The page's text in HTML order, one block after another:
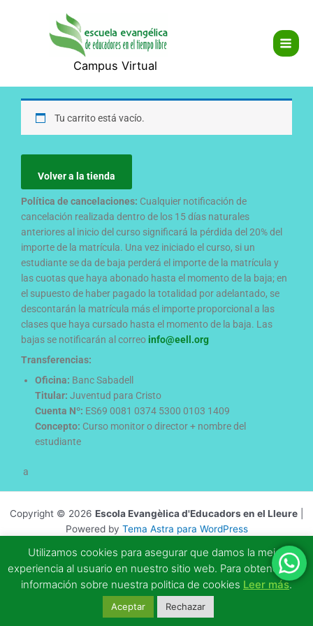
Campus Virtual
Tu carrito está vacío.
Volver a la tienda
Política de cancelaciones: Cualquier notificación de
cancelación realizada dentro de los 15 días naturales
anteriores al inicio del curso significará la pérdida del 20% del
importe de la matrícula. Una vez iniciado el curso, si un
estudiante se da de baja perderá el importe de la matrícula y
las cuotas que haya abonado hasta el momento de la baja; en
el supuesto de haber pagado la totalidad por adelantado, se
descontarán la matrícula más el importe proporcional a las
clases que haya cursado hasta el momento de la baja. Las
bajas se notificarán al correo info@eell.org
Transferencias:
Oficina: Banc Sabadell
Titular: Juventud para Cristo
Cuenta Nº: ES69 0081 0374 5300 0103 1409
Concepto: Curso monitor o director + nombre del
estudiante
a
Copyright © 2026 Escola Evangèlica d'Educadors en el Lleure
Powered by Tema Astra para WordPress
Utilizamos cookies para asegurar que damos la mejor
experiencia al usuario en nuestro sitio web. Para obtener más
información sobre nuestra politica de cookies Leer más.
Aceptar Rechazar